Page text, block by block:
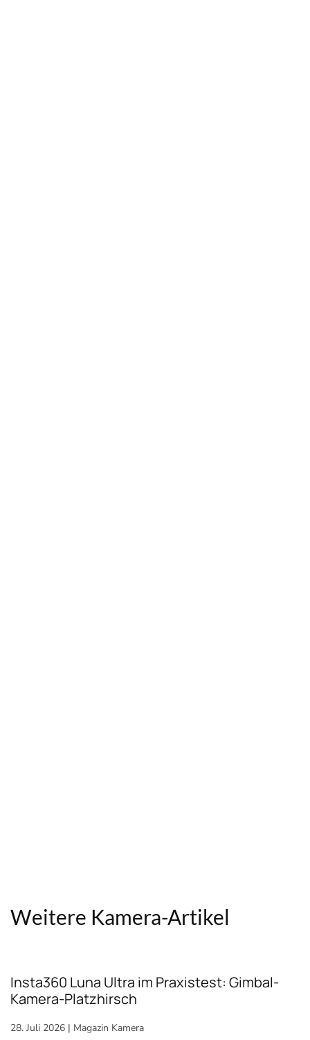
Weitere Kamera-Artikel
Insta360 Luna Ultra im Praxistest: Gimbal-
Kamera-Platzhirsch
28. Juli 2026 | Magazin Kamera